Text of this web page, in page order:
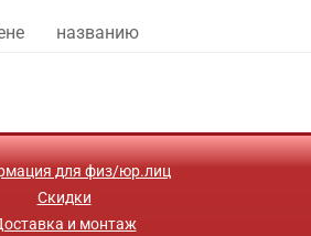
названию
для физ/юр.лиц
Скидки
и монтаж